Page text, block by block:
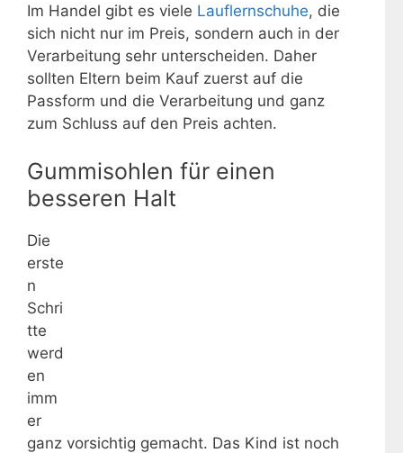
Im Handel gibt es viele Lauflernschuhe, die
sich nicht nur im Preis, sondern auch in der
Verarbeitung sehr unterscheiden. Daher
sollten Eltern beim Kauf zuerst auf die
Passform und die Verarbeitung und ganz
zum Schluss auf den Preis achten.
Gummisohlen für einen
besseren Halt
Die
erste
n
Schri
tte
werd
en
imm
er
ganz vorsichtig gemacht. Das Kind ist noch